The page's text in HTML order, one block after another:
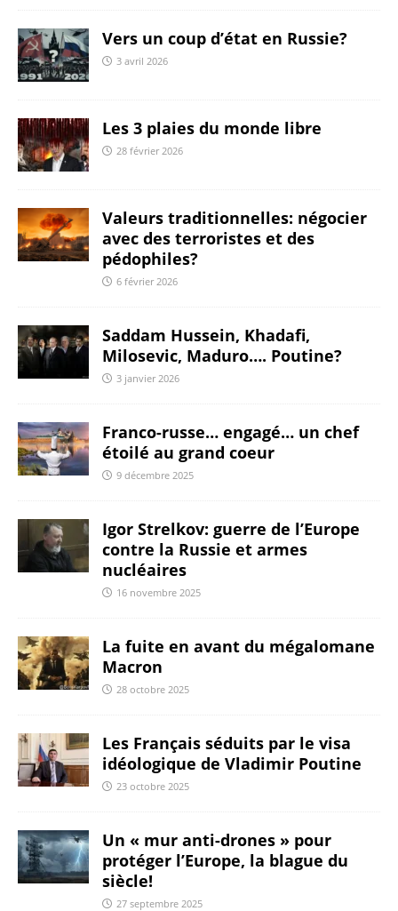
Vers un coup d’état en Russie?
3 avril 2026
Les 3 plaies du monde libre
28 février 2026
Valeurs traditionnelles: négocier
avec des terroristes et des
pédophiles?
6 février 2026
Saddam Hussein, Khadafi,
Milosevic, Maduro…. Poutine?
3 janvier 2026
Franco-russe… engagé… un chef
étoilé au grand coeur
9 décembre 2025
Igor Strelkov: guerre de l’Europe
contre la Russie et armes
nucléaires
16 novembre 2025
La fuite en avant du mégalomane
Macron
28 octobre 2025
Les Français séduits par le visa
idéologique de Vladimir Poutine
23 octobre 2025
Un « mur anti-drones » pour
protéger l’Europe, la blague du
siècle!
27 septembre 2025